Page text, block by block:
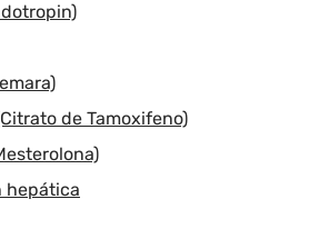
de Tamoxifeno)
hepática